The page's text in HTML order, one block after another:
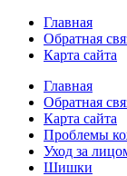
Главная
Обратная
Карта сайта
Главная
Обратная
Карта сайта
Проблемы
Уход за
Шишки